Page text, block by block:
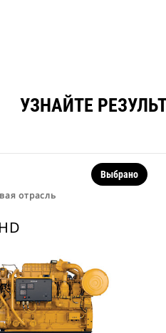
УЗНАЙТЕ
отрасль
Выбрано